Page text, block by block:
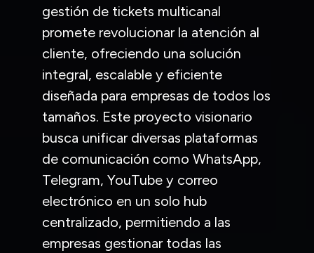
gestión de tickets multicanal
promete revolucionar la atención al
cliente, ofreciendo una solución
integral, escalable y eficiente
diseñada para empresas de todos los
tamaños. Este proyecto visionario
busca unificar diversas plataformas
de comunicación como WhatsApp,
Telegram, YouTube y correo
electrónico en un solo hub
centralizado, permitiendo a las
empresas gestionar todas las